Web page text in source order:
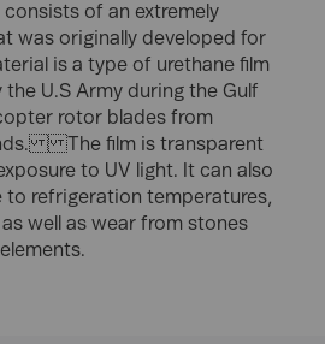
of an extremely
was originally developed for
is a type of urethane film
U.S Army during the Gulf
rotor blades from
The film is transparent
to UV light. It can also
to refrigeration temperatures,
well as wear from stones